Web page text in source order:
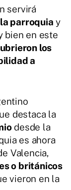
servirá
parroquia y
bien en este
los
a
destaca la
desde la
es ahora
Valencia,
o británicos
vieron en la